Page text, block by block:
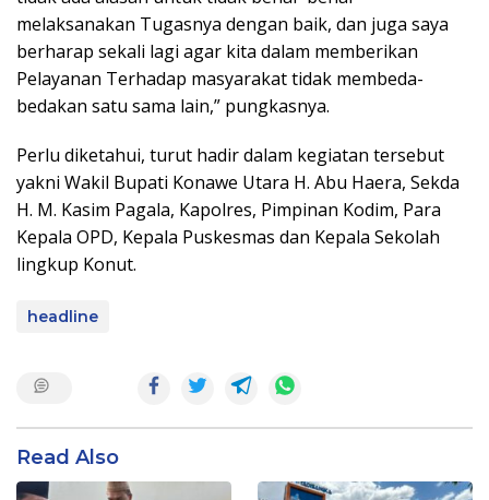
melaksanakan Tugasnya dengan baik, dan juga saya
berharap sekali lagi agar kita dalam memberikan
Pelayanan Terhadap masyarakat tidak membeda-
bedakan satu sama lain,” pungkasnya.
Perlu diketahui, turut hadir dalam kegiatan tersebut
yakni Wakil Bupati Konawe Utara H. Abu Haera, Sekda
H. M. Kasim Pagala, Kapolres, Pimpinan Kodim, Para
Kepala OPD, Kepala Puskesmas dan Kepala Sekolah
lingkup Konut.
headline
Read Also